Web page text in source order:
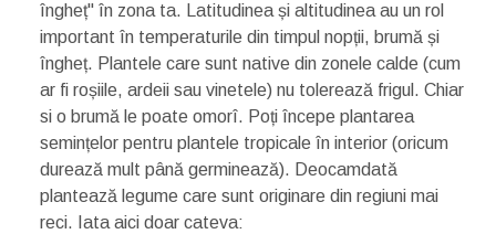
îngheț" în zona ta. Latitudinea și altitudinea au un rol
important în temperaturile din timpul nopții, brumă și
îngheț. Plantele care sunt native din zonele calde (cum
ar fi roșiile, ardeii sau vinetele) nu tolerează frigul. Chiar
si o brumă le poate omorî. Poți începe plantarea
semințelor pentru plantele tropicale în interior (oricum
durează mult până germinează). Deocamdată
plantează legume care sunt originare din regiuni mai
reci. Iata aici doar cateva: